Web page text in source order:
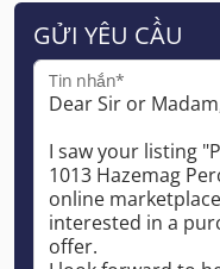
GỬI YÊU CẦU
Tin nhắn*